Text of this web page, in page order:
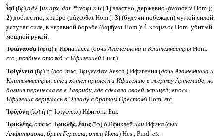
ἶφῐ(ῑφ) adv. [из арх. dat. *ἰνόφι кἴς] 1)властно, державно (ἀνάσσειν Hom.);
2)доблестно, храбро (μάχεσθαι Hom.); 3)(будучи побежден) чужой силой,
уступая силе, в неравной борьбе (δαμῆναι Hom.): ἶ. κτάμενος Hom. убитый
мощной рукой.
Ἰφιάνασσα (ῑφιᾰ) ἡ Ифианасса (дочь Агамемнона и КлитемнестрыHom.
etc., позднее отожд. с ИфигениейLucr.).
Ἰφῐγένεια(ῑφ) ἡ (acc. тж. Ἰφιγενείαν Aesch.) Ифигения (дочь Агамемнона и
Клитемнестры; отец хотел принести Ифигению в жертву Артемиде, но
богиня перенесла ее в Тавриду, где сделала своей жрицей; впосл.
Ифигения вернулась в Элладу с братом Орестом) Hom. etc.
Ἰφῐγόνη (ῐφ) ἡ (= Ἰφιγένεια) Ифигона Eur.
Ἰφικλέης, стяж. Ἰφικλῆς, έους(ῑφ) ὁ Ификлей или Ификл (сын
Амфитриона, брат Геракла, отец Иола) Hes., Pind. etc.